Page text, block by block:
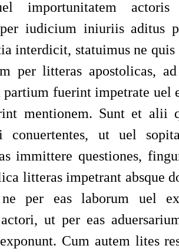
importunitatem actoris
iudicium iniuriis aditus
interdicit, statuimus ne quis
per litteras apostolicas,
partium fuerint impetrate uel
mentionem. Sunt et alii
conuertentes, ut uel
immittere questiones,
litteras impetrant absque
per eas laborum uel
ut per eas
Cum autem lites